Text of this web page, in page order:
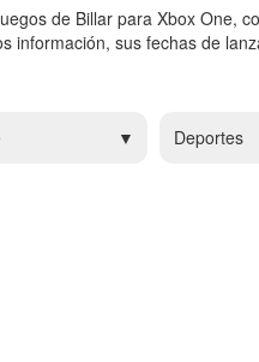
de Billar para Xbox One,
información, sus fechas de
Deportes